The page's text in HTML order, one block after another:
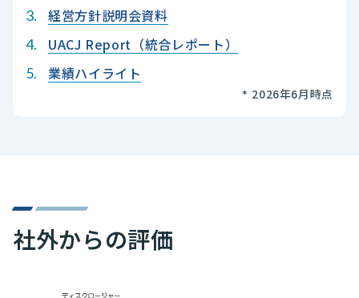
経営方針説明会資料
UACJ Report（統合レポート）
業績ハイライト
2026年6月時点
社外からの評価